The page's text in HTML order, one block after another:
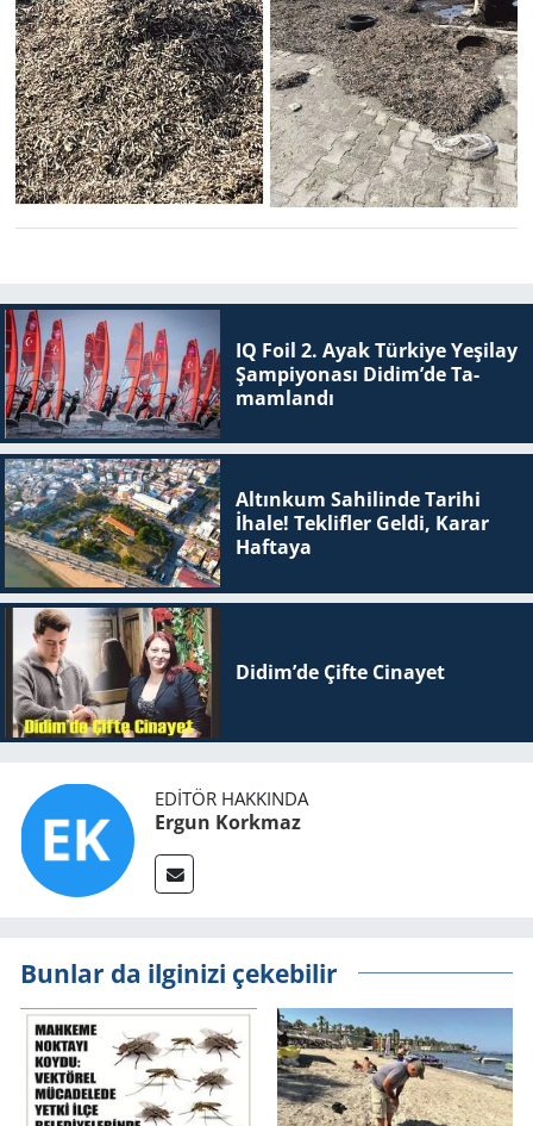
IQ Foil 2. Ayak Tür­ki­ye Ye­şi­lay
Şam­pi­yo­na­sı Didim’de Ta­
mam­lan­dı
Altınkum Sahilinde Tarihi
İhale! Teklifler Geldi, Karar
Haftaya
Didim’de Çifte Ci­na­yet
EDITÖR HAKKINDA
Ergun Korkmaz
Bunlar da ilginizi çekebilir